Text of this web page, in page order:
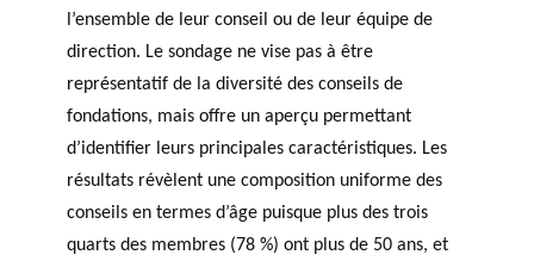
l’ensemble de leur conseil ou de leur équipe de
direction. Le sondage ne vise pas à être
représentatif de la diversité des conseils de
fondations, mais offre un aperçu permettant
d’identifier leurs principales caractéristiques. Les
résultats révèlent une composition uniforme des
conseils en termes d’âge puisque plus des trois
quarts des membres (78 %) ont plus de 50 ans, et